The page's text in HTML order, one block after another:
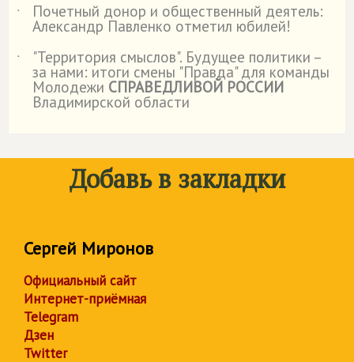
˙
Почетный донор и общественный деятель:
Александр Павленко отметил юбилей!
˙
"Территория смыслов". Будущее политики –
за нами: итоги смены "Правда" для команды
Молодежи СПРАВЕДЛИВОЙ РОССИИ
Владимирской области
Добавь в закладки
Сергей Миронов
Официальный сайт
Интернет-приёмная
Telegram
Дзен
Twitter